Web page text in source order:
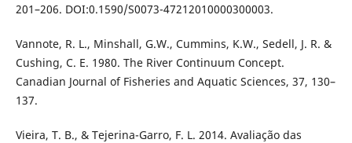
201–206. DOI:0.1590/S0073-47212010000300003.
Vannote, R. L., Minshall, G.W., Cummins, K.W., Sedell, J. R. &
Cushing, C. E. 1980. The River Continuum Concept.
Canadian Journal of Fisheries and Aquatic Sciences, 37, 130–
137.
Vieira, T. B., & Tejerina-Garro, F. L. 2014. Avaliação das